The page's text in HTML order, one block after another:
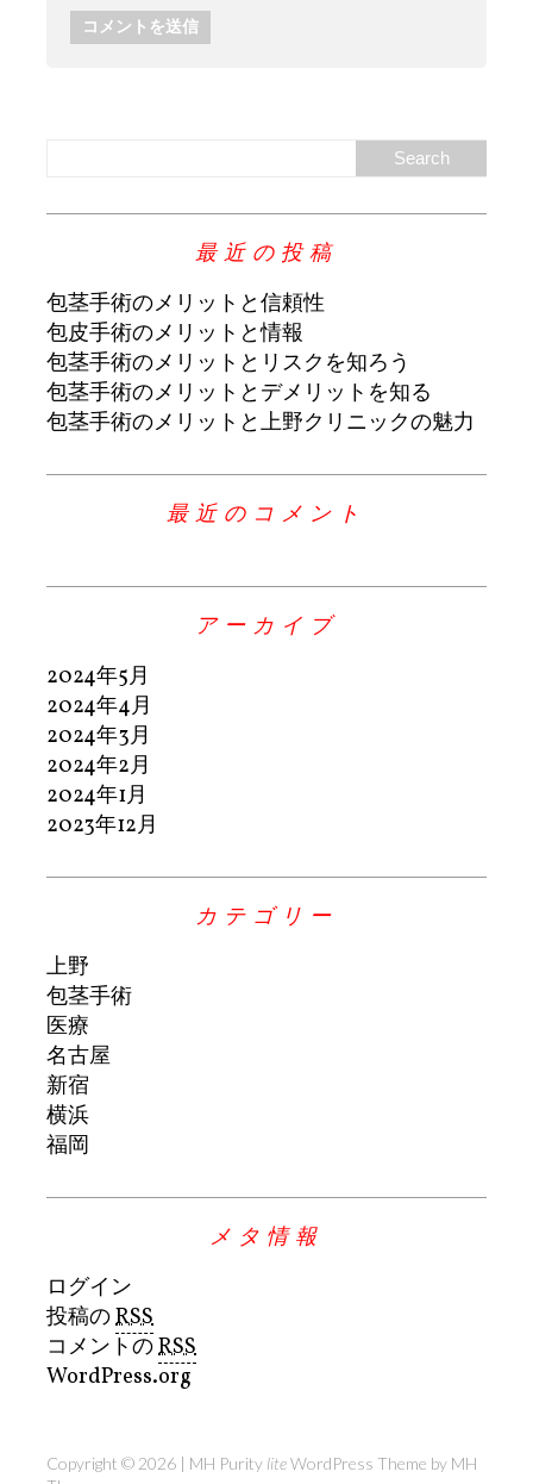
最近の投稿
包茎手術のメリットと信頼性
包皮手術のメリットと情報
包茎手術のメリットとリスクを知ろう
包茎手術のメリットとデメリットを知る
包茎手術のメリットと上野クリニックの魅力
最近のコメント
アーカイブ
2024年5月
2024年4月
2024年3月
2024年2月
2024年1月
2023年12月
カテゴリー
上野
包茎手術
医療
名古屋
新宿
横浜
福岡
メタ情報
ログイン
投稿のRSS
コメントのRSS
WordPress.org
Copyright © 2026 | MH Purity liteWordPress Theme by MH